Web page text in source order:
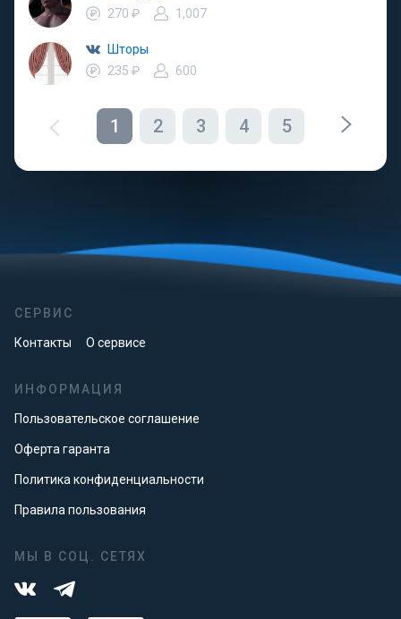
270 ₽
1,007
Шторы
235 ₽
600
1 2 3 4 5
СЕРВИС
Контакты О сервисе
ИНФОРМАЦИЯ
Пользовательское соглашение
Оферта гаранта
Политика конфиденциальности
Правила пользования
МЫ В СОЦ. СЕТЯХ